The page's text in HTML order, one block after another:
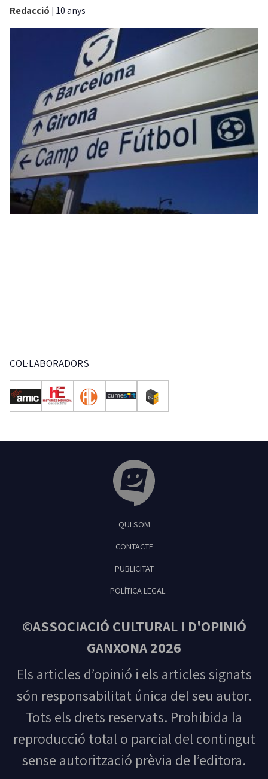
Redacció | 10 anys
COL·LABORADORS
Feliu de Guíxols
QUI SOM
CONTACTE
PUBLICITAT
POLÍTICA LEGAL
©ASSOCIACIÓ CULTURAL I D'OPINIÓ
GANXONA 2026
Els articles d’opinió i els articles signats
són responsabilitat única del seu autor.
Tots els drets reservats. Prohibida la
reproducció total o parcial del contingut
sense autorització prèvia de l’editora.